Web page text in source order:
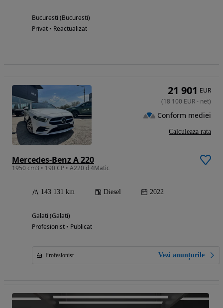
Bucuresti (Bucuresti)
Privat • Reactualizat
Mercedes-Benz A 220
1950 cm3 • 190 CP • A220 d 4Matic
143 131 km Diesel 2022
Galati (Galati)
Profesionist • Publicat
Profesionist Vezi anunțurile
21 901 EUR
(18 100 EUR- net)
Conform mediei
Calculeaza rata